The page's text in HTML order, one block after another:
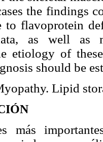
the findings
to flavoprotein
as well as
etiology of
should be
Lipid
más